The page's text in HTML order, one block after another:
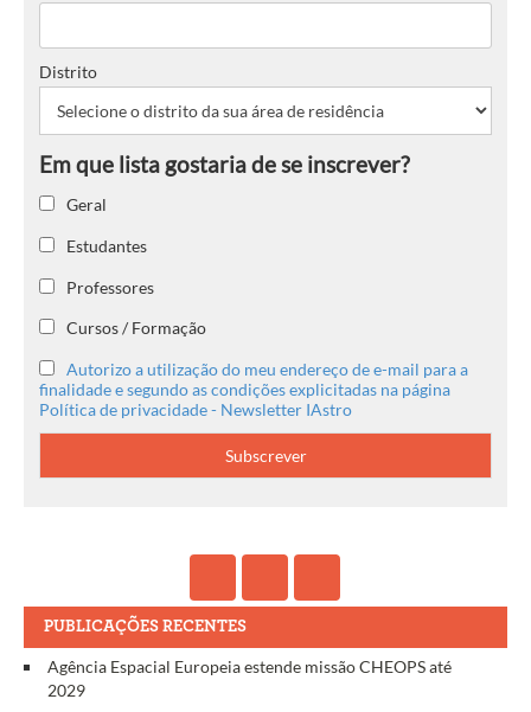
Distrito
Geral
Estudantes
Professores
Cursos / Formação
Autorizo a utilização do meu endereço de e-mail para a
finalidade e segundo as condições explicitadas na página
Política de privacidade - Newsletter IAstro
PUBLICAÇÕES RECENTES
Agência Espacial Europeia estende missão CHEOPS até
2029